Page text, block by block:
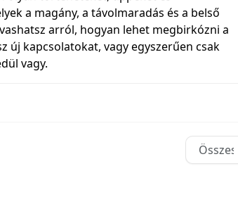
a magány, a távolmaradás és a belső
arról, hogyan lehet megbirkózni a
új kapcsolatokat, vagy egyszerűen csak
vagy.